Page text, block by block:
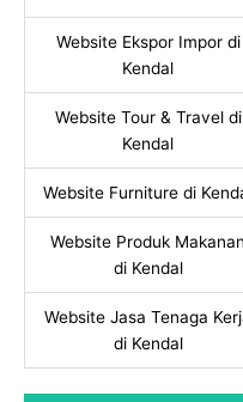
Website Ekspor Impor di
Kendal
Website Tour & Travel di
Kendal
Website Furniture di
Website Produk Makanan
di Kendal
Website Jasa Tenaga
di Kendal